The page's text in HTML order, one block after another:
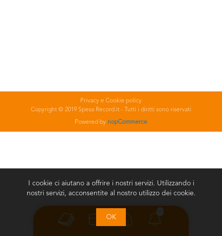
Privacy e Cookie policy
Copyright © 2019 Spesa Record.it - Tutti i diritti sono riservati
Powered by nopCommerce
I cookie ci aiutano a offrire i nostri servizi. Utilizzando i
nostri servizi, acconsentite al nostro utilizzo dei cookie.
OK